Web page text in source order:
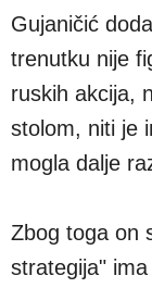
Gujaničić
trenutku nije
ruskih akcija,
stolom, niti je
mogla dalje
Zbog toga on
strategija"